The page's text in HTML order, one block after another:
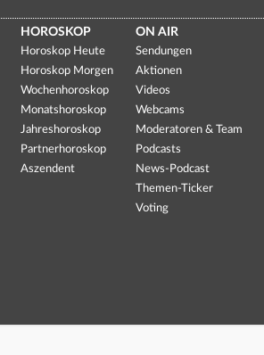
HOROSKOP
Horoskop Heute
Horoskop Morgen
Wochenhoroskop
Monatshoroskop
Jahreshoroskop
Partnerhoroskop
Aszendent
ON AIR
Sendungen
Aktionen
Videos
Webcams
Moderatoren & Team
Podcasts
News-Podcast
Themen-Ticker
Voting